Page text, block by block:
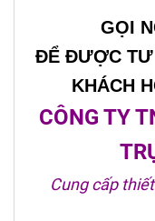
GỌI
ĐỂ ĐƯỢC TƯ
KHÁCH
CÔNG TY
Cung cấp